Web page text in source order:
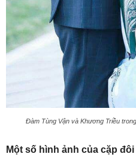
Đàm Tùng Vận và Khương Triều
Một số hình ảnh của cặp